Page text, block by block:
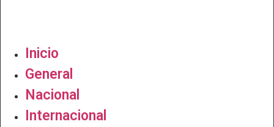
Inicio
General
Nacional
Internacional